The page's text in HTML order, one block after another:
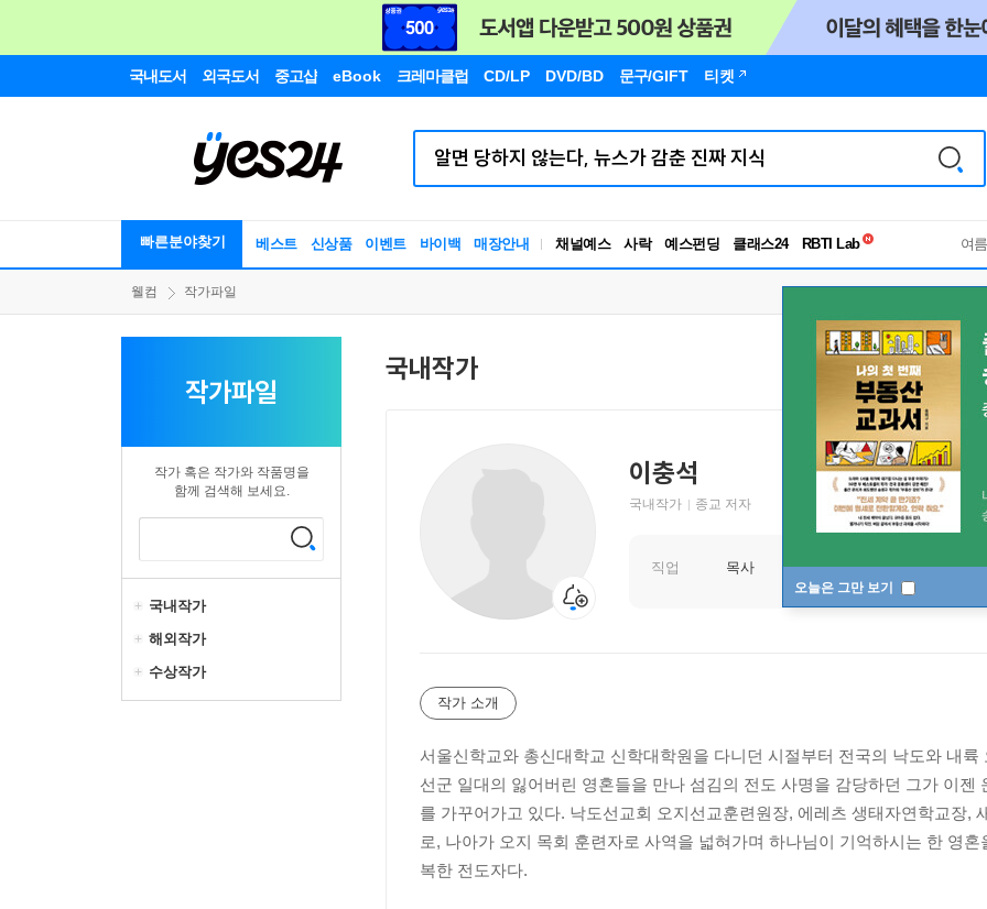
국내도서 외국도서 중고샵 eBook 크레마클럽 CD/LP DVD/BD 문구/GIFT 티켓
빠른분야찾기 베스트 신상품 이벤트 바이백 매장안내 채널예스 사락 예스펀딩 클래스24
RBTI Lab
독서유형검사
여
오늘은 그만 보기
웰컴 작가파일
작가파일
작가 혹은 작가와 작품명을
함께 검색해 보세요.
국내작가
해외작가
수상작가
국내작가
이충석
국내작가 종교 저자
직업 목사
작가 소개
서울신학교와 총신대학교 신학대학원을 다니던 시절부터 전국의 낙도와 내
선군 일대의 잃어버린 영혼들을 만나 섬김의 전도 사명을 감당하던 그가 이
를 가꾸어가고 있다. 낙도선교회 오지선교훈련원장, 에레츠 생태자연학교장,
로, 나아가 오지 목회 훈련자로 사역을 넓혀가며 하나님이 기억하시는 한 영
복한 전도자다.